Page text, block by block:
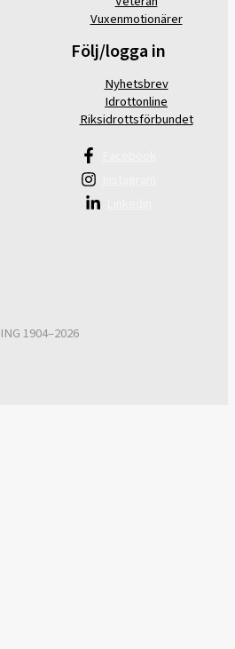
Vuxenmotionärer
Följ/logga in
Nyhetsbrev
Idrottonline
Riksidrottsförbundet
1904–2026